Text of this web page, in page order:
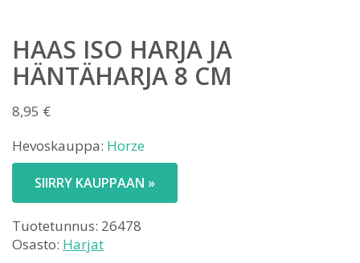
HAAS ISO HARJA JA
HÄNTÄHARJA 8 CM
8,95 €
Hevoskauppa: Horze
SIIRRY KAUPPAAN »
Tuotetunnus: 26478
Osasto: Harjat